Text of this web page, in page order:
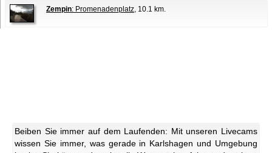
Zempin: Promenadenplatz, 10.1 km.
Beiben Sie immer auf dem Laufenden: Mit unseren Livecams
wissen Sie immer, was gerade in Karlshagen und Umgebung